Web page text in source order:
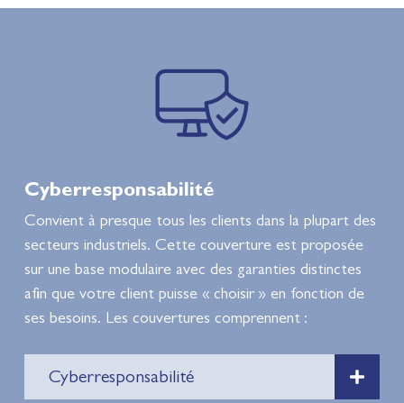
Cyberresponsabilité
Convient à presque tous les clients dans la plupart des
secteurs industriels. Cette couverture est proposée
sur une base modulaire avec des garanties distinctes
afin que votre client puisse « choisir » en fonction de
ses besoins. Les couvertures comprennent :
Cyberresponsabilité